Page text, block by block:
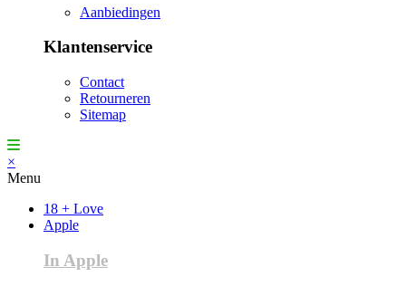
Aanbiedingen
Klantenservice
Contact
Retourneren
Sitemap
×
Menu
18 + Love
Apple
In Apple